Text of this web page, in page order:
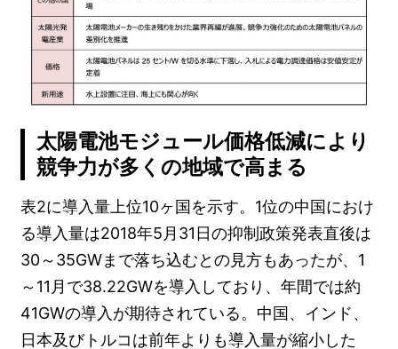
太陽電池モジュール価格低減により
競争力が多くの地域で高まる
表2に導入量上位10ヶ国を示す。1位の中国におけ
る導入量は2018年5月31日の抑制政策発表直後は
30～35GWまで落ち込むとの見方もあったが、1
～11月で38.22GWを導入しており、年間では約
41GWの導入が期待されている。中国、インド、
日本及びトルコは前年よりも導入量が縮小した